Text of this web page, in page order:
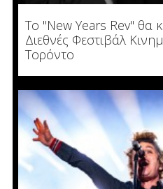
Το "New Years Rev" θα
Διεθνές Φεστιβάλ
Τορόντο